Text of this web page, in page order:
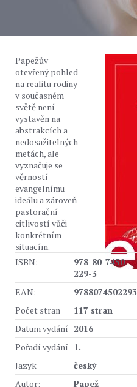
Papežův
otevřený pohled
na realitu rodiny
v současném
světě není
vystavěn na
abstrakcích a
nedosažitelných
metách, ale
vyznačuje se
věrností
evangelnímu
ideálu a zároveň
pastorační
citlivostí vůči
konkrétním
situacím.
ISBN:
978-80-7450-
229-3
EAN:
9788074502293
Počet stran
117 stran
Datum vydání 2016
Pořadí vydání 1.
Jazyk
český
Autor:
Papež